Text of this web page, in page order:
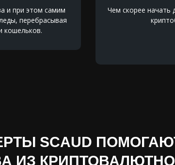
и при этом самим
перебрасывая
кошельков.
Чем скорее
SCAUD
ИЗ